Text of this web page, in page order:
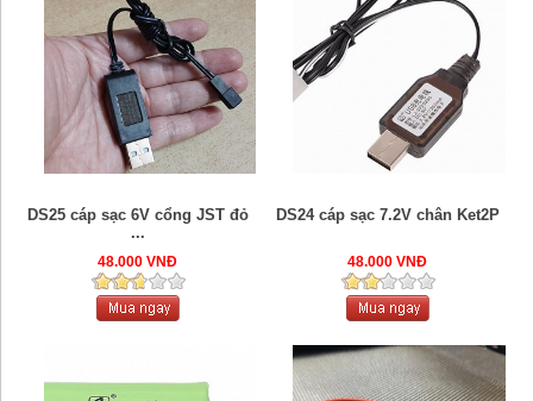
DS25 cáp sạc 6V cổng JST đỏ
...
48.000 VNĐ
DS24 cáp sạc 7.2V chân Ket2P
48.000 VNĐ